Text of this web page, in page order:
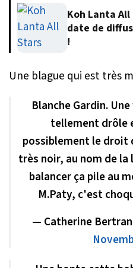
Koh Lanta
date de
!
Une blague qui est très
Blanche Gardin.
tellement drôle
possiblement le droit
très noir, au nom de
balancer ça pile au
M.Paty, c'est
— Catherine